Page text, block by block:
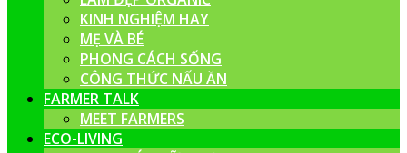
KINH NGHIỆM HAY
MẸ VÀ BÉ
PHONG CÁCH SỐNG
CÔNG THỨC NẤU ĂN
FARMER TALK
MEET FARMERS
ECO-LIVING